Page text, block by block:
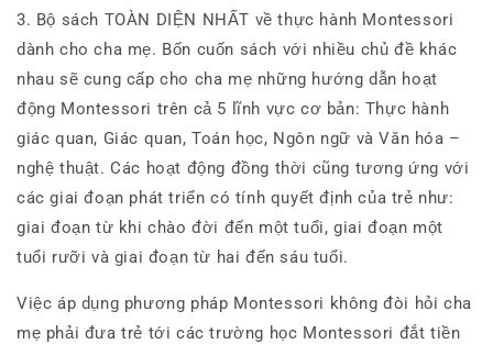
3. Bộ sách TOÀN DIỆN NHẤT về thực hành Montessori
dành cho cha mẹ. Bốn cuốn sách với nhiều chủ đề khác
nhau sẽ cung cấp cho cha mẹ những hướng dẫn hoạt
động Montessori trên cả 5 lĩnh vực cơ bản: Thực hành
giác quan, Giác quan, Toán học, Ngôn ngữ và Văn hóa –
nghệ thuật. Các hoạt động đồng thời cũng tương ứng với
các giai đoạn phát triển có tính quyết định của trẻ như:
giai đoạn từ khi chào đời đến một tuổi, giai đoạn một
tuổi rưỡi và giai đoạn từ hai đến sáu tuổi.
Việc áp dụng phương pháp Montessori không đòi hỏi cha
mẹ phải đưa trẻ tới các trường học Montessori đắt tiền